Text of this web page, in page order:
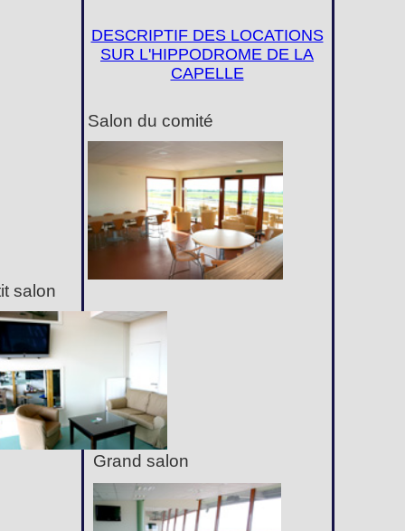
DESCRIPTIF DES LOCATIONS
SUR L'HIPPODROME DE LA
CAPELLE
Salon du comité
salon
Grand salon